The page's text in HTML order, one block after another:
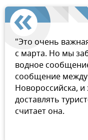
"Это очень
с марта. Но мы
водное
сообщение
Новороссийска, и
доставлять
считает она.